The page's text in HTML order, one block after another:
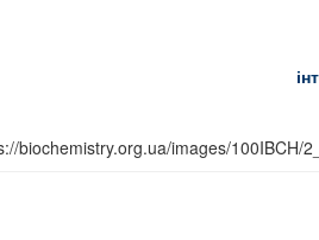
biochemistry.org.ua/images/100IBCH/